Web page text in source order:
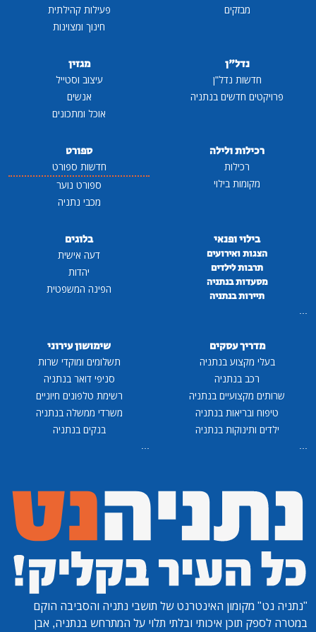
מבזקים
פעילות קהילתית
חינוך ומצוינות
נדל"ן
חדשות נדל"ן
פרויקטים חדשים בנתניה
מגזין
עיצוב וסטייל
אנשים
אוכל ומתכונים
רכילות ולילה
רכילות
מקומות בילוי
ספורט
חדשות ספורט
ספורט נוער
מכבי נתניה
בילוי ופנאי
הצגות ואירועים
תרבות לילדים
מסעדות בנתניה
תיירות בנתניה
בלוגים
דעה אישית
יהדות
הפינה המשפטית
מדריך עסקים
בעלי מקצוע בנתניה
רכב בנתניה
שרותים מקצועיים בנתניה
טיפוח ובריאות בנתניה
ילדים ותינוקות בנתניה
שימושון עירוני
תשלומים ומוקדי שרות
סניפי דואר בנתניה
רשימת טלפונים חיוניים
משרדי ממשלה בנתניה
בנקים בנתניה
"נתניה נט" מקומון האינטרנט של תושבי נתניה והסביבה הוקם
במטרה לספק תוכן איכותי ובלתי תלוי על המתרחש בנתניה, אבן